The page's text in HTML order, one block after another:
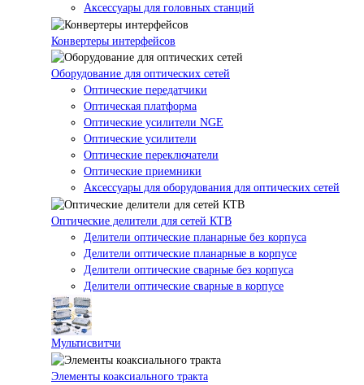
Аксессуары для головных станций
Конвертеры интерфейсов
Оборудование для оптических сетей
Оптические передатчики
Оптическая платформа
Оптические усилители NGE
Оптические усилители
Оптические переключатели
Оптические приемники
Аксессуары для оборудования для оптических сетей
Оптические делители для сетей КТВ
Делители оптические планарные без корпуса
Делители оптические планарные в корпусе
Делители оптические сварные без корпуса
Делители оптические сварные в корпусе
Мультисвитчи
Элементы коаксиального тракта